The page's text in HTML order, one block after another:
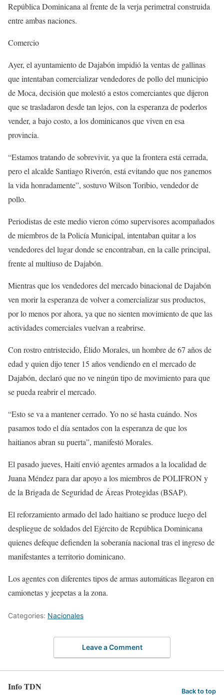
República Dominicana al frente de la verja perimetral construida
entre ambas naciones.
Comercio
Ayer, el ayuntamiento de Dajabón impidió la ventas de gallinas
que intentaban comercializar vendedores de pollo del municipio
de Moca, decisión que molestó a estos comerciantes que dijeron
que se trasladaron desde tan lejos, con la esperanza de poderlos
vender, a bajo costo, a los dominicanos que viven en esa
provincia.
“Estamos tratando de sobrevivir, ya que la frontera está cerrada,
pero el alcalde Santiago Riverón, está evitando que nos ganemos
la vida honradamente”, sostuvo Wilson Toribio, vendedor de
pollo.
Periodistas de este medio vieron cómo supervisores acompañados
de miembros de la Policía Municipal, intentaban quitar a los
vendedores del lugar donde se encontraban, en la calle principal,
frente al multiuso de Dajabón.
Mientras que los vendedores del mercado binacional de Dajabón
ven morir la esperanza de volver a comercializar sus productos,
por lo menos por ahora, ya que no sienten movimiento de que las
actividades comerciales vuelvan a reabrirse.
Con rostro entristecido, Élido Morales, un hombre de 67 años de
edad y quien dijo tener 15 años vendiendo en el mercado de
Dajabón, declaró que no ve ningún tipo de movimiento para que
se pueda reabrir el mercado.
“Esto se va a mantener cerrado. Yo no sé hasta cuándo. Nos
pasamos todo el día sentados con la esperanza de que los
haitianos abran su puerta”, manifestó Morales.
El pasado jueves, Haití envió agentes armados a la localidad de
Juana Méndez para dar apoyo a los miembros de POLIFRON y
de la Brigada de Seguridad de Áreas Protegidas (BSAP).
El reforzamiento armado del lado haitiano se produce luego del
despliegue de soldados del Ejército de República Dominicana
quienes defeque defienden la soberanía nacional tras el ingreso de
manifestantes a territorio dominicano.
Los agentes con diferentes tipos de armas automáticas llegaron en
camionetas y jeepetas a la zona.
Categories: Nacionales
Leave a Comment
Info TDN Back to top